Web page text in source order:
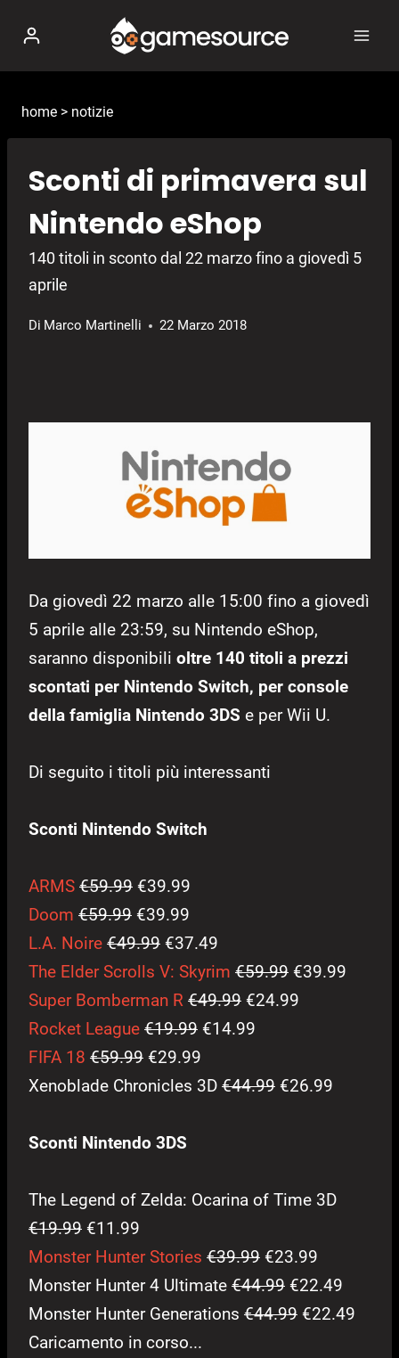
contenuto
home > notizie
Sconti di primavera sul
Nintendo eShop
140 titoli in sconto dal 22 marzo fino a giovedì 5
aprile
Di Marco Martinelli 22 Marzo 2018
Da giovedì 22 marzo alle 15:00 fino a giovedì
5 aprile alle 23:59, su Nintendo eShop,
saranno disponibili oltre 140 titoli a prezzi
scontati per Nintendo Switch, per console
della famiglia Nintendo 3DS e per Wii U.
Di seguito i titoli più interessanti
Sconti Nintendo Switch
ARMS €59.99 €39.99
Doom €59.99 €39.99
L.A. Noire €49.99 €37.49
The Elder Scrolls V: Skyrim €59.99 €39.99
Super Bomberman R €49.99 €24.99
Rocket League €19.99 €14.99
FIFA 18 €59.99 €29.99
Xenoblade Chronicles 3D €44.99 €26.99
Sconti Nintendo 3DS
The Legend of Zelda: Ocarina of Time 3D
€19.99 €11.99
Monster Hunter Stories €39.99 €23.99
Monster Hunter 4 Ultimate €44.99 €22.49
Monster Hunter Generations €44.99 €22.49
Caricamento in corso...